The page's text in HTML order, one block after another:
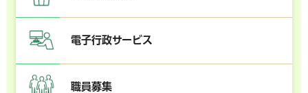
電子行政サービス
職員募集